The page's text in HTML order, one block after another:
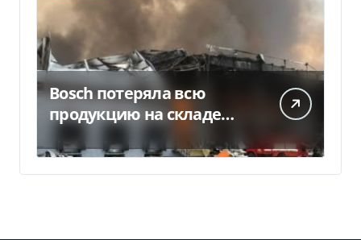
Bosch потеряла всю
продукцию на складе